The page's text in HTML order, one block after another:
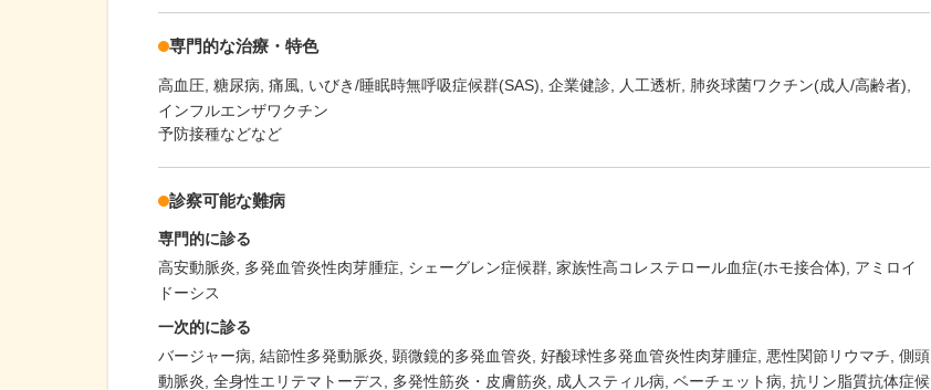
専門的な治療・特色
高血圧 糖尿病 痛風 いびき/睡眠時無呼吸症候群(SAS) 企業健診 人工透析 肺炎球菌ワクチン(成人/高齢者)
インフルエンザワクチン
予防接種などなど
診察可能な難病
専門的に診る
高安動脈炎
多発血管炎性肉芽腫症 シェーグレン症候群 家族性高コレステロール血症(ホモ接合体)
アミロイ
ドーシス
一次的に診る
バージャー病 結節性多発動脈炎 顕微鏡的多発血管炎 好酸球性多発血管炎性肉芽腫症 悪性関節リウマチ 側頭
動脈炎 全身性エリテマトーデス 多発性筋炎・皮膚筋炎 成人スティル病 ベーチェット病 抗リン脂質抗体症候